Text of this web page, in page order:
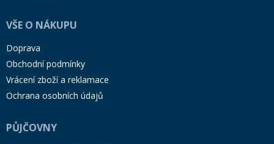
VŠE O NÁKUPU
Doprava
Obchodní podmínky
Vrácení zboží a reklamace
Ochrana osobních údajů
PŮJČOVNY